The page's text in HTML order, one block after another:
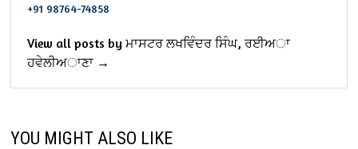
+91 98764-74858
View all posts by ਮਾਸਟਰ ਲਖਵਿੰਦਰ ਸਿੰਘ, ਰਈਅਾ
ਹਵੇਲੀਅਾਣਾ →
YOU MIGHT ALSO LIKE